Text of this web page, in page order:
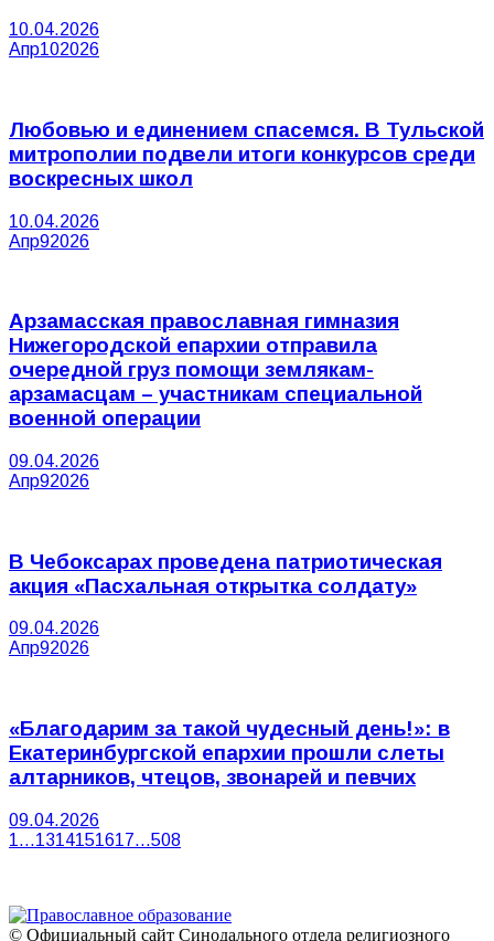
10.04.2026
Апр102026
Любовью и единением спасемся. В Тульской
митрополии подвели итоги конкурсов среди
воскресных школ
10.04.2026
Апр92026
Арзамасская православная гимназия
Нижегородской епархии отправила
очередной груз помощи землякам-
арзамасцам – участникам специальной
военной операции
09.04.2026
Апр92026
В Чебоксарах проведена патриотическая
акция «Пасхальная открытка солдату»
09.04.2026
Апр92026
«Благодарим за такой чудесный день!»: в
Екатеринбургской епархии прошли слеты
алтарников, чтецов, звонарей и певчих
09.04.2026
1…1314151617…508
© Официальный сайт Синодального отдела религиозного